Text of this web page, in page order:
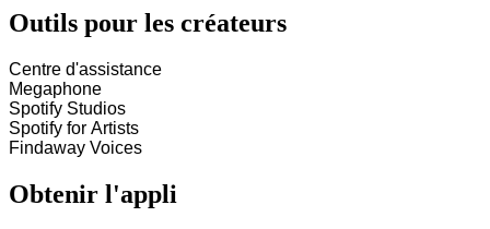
Outils pour les créateurs
Centre d'assistance
Megaphone
Spotify Studios
Spotify for Artists
Findaway Voices
Obtenir l'appli